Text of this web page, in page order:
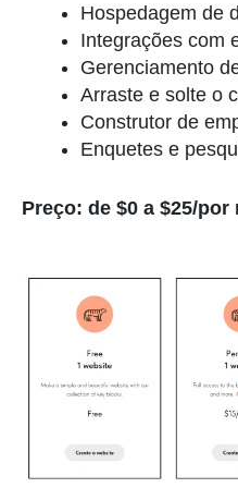
Hospedagem de
Integrações com
Gerenciamento
Arraste e solte o
Construtor de
Enquetes e
Preço: de $0 a $25/por